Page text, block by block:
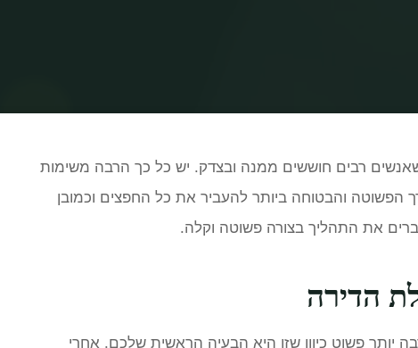
רבים חוששים ממנה ובצדק. יש כל כך הרבה משימות
הפשוטה והבטוחה ביותר להעביר את כל החפצים וכמובן
את התהליך בצורה פשוטה וקלה.
הדירה
יותר פשוט כיוון שזו היא הבעיה הראשית שלכם. אחרי